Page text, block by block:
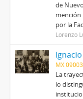
de
mención
por la
Lorenzo
MX
La
lo